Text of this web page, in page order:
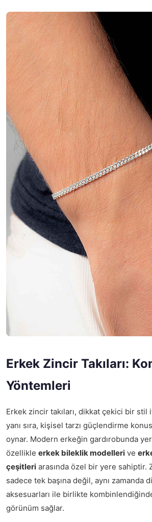
Erkek Zincir Takıları:
Yöntemleri
Erkek zincir takıları, dikkat çekici bir stil
yanı sıra, kişisel tarzı güçlendirme
oynar. Modern erkeğin gardırobunda yer
özellikle erkek bileklik modelleri ve
çeşitleri arasında özel bir yere sahiptir.
sadece tek başına değil, aynı zamanda
aksesuarları ile birlikte
görünüm sağlar.